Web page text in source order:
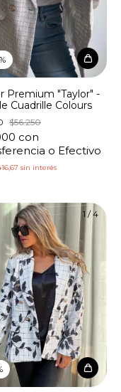
%
Premium "Taylor" -
Cuadrille Colours
$56.250
con
o Efectivo
sin interés
1/4